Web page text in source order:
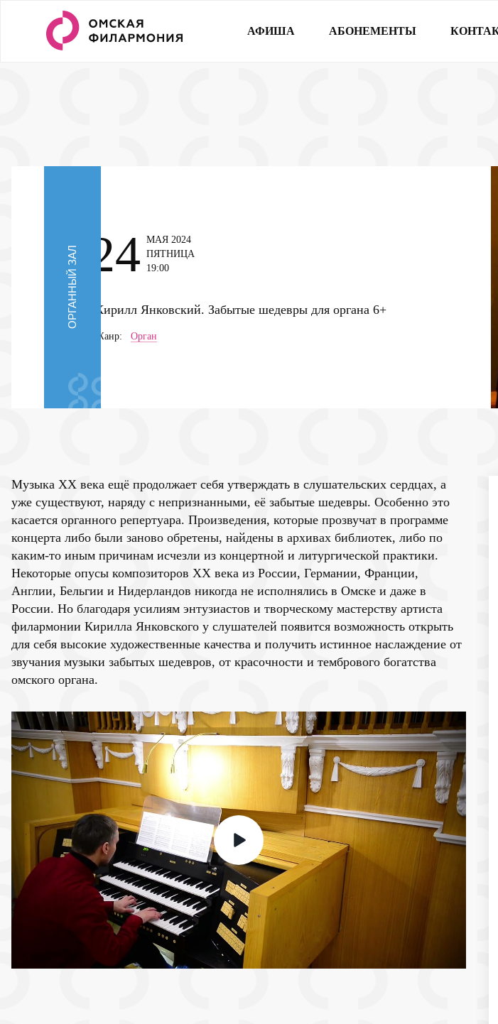
АФИША АБОНЕМЕНТЫ
ОРГАННЫЙ ЗАЛ Кирилл Янковский. Забытые шедевры для органа 6+
Жанр: Орган
24 МАЯ 2024
ПЯТНИЦА
19:00
Музыка ХХ века ещё продолжает себя утверждать в слушательских сердцах, а
уже существуют, наряду с непризнанными, её забытые шедевры. Особенно это
касается органного репертуара. Произведения, которые прозвучат в программе
концерта либо были заново обретены, найдены в архивах библиотек, либо по
каким-то иным причинам исчезли из концертной и литургической практики.
Некоторые опусы композиторов ХХ века из России, Германии, Франции,
Англии, Бельгии и Нидерландов никогда не исполнялись в Омске и даже в
России. Но благодаря усилиям энтузиастов и творческому мастерству артиста
филармонии Кирилла Янковского у слушателей появится возможность открыть
для себя высокие художественные качества и получить истинное наслаждение от
звучания музыки забытых шедевров, от красочности и тембрового богатства
омского органа.